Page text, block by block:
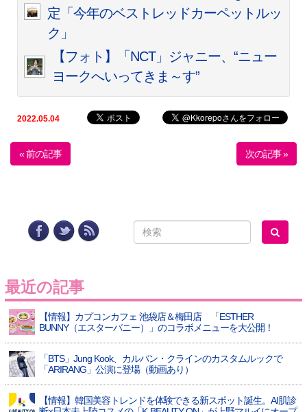
定「今年のベストレッドカーペットルッ
ク」
【フォト】「NCT」ジャニー、“ニュー
ヨークへいってきま～す”
2022.05.04
« 前の記事 次の記事 »
最近の記事
【情報】カプコンカフェ 池袋店＆梅田店 「ESTHER
BUNNY（エスターバニー）」のコラボメニューを大公開！
「BTS」Jung Kook、カルバン・クラインのカスタムルックで
「ARIRANG」公演に登場（動画あり）
【情報】韓国美容トレンドを体験できる新スポット誕生。AI肌診